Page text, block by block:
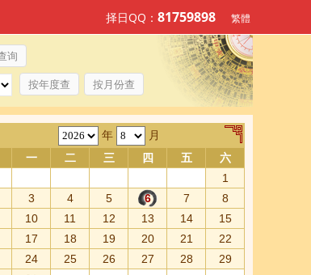
按年度查 按月份查
择日QQ： 81759898 繁體
年 月
一 二 三 四 五
六
1
3 4 5 6 7
8
10 11 12 13 14
15
17 18 19 20 21
22
24 25 26 27 28
29